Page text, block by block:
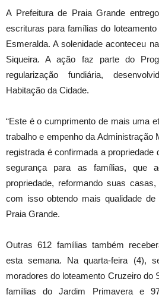
A Prefeitura de Praia Grande
escrituras para famílias do
Esmeralda. A solenidade aconteceu
Siqueira. A ação faz parte do
regularização fundiária,
Habitação da Cidade.
“Este é o cumprimento de mais uma
trabalho e empenho da Administração
registrada é confirmada a
segurança para as famílias, que
propriedade, reformando suas
com isso obtendo mais qualidade
Praia Grande.
Outras 612 famílias também
esta semana. Na quarta-feira (4),
moradores do loteamento Cruzeiro do
famílias do Jardim Primavera e